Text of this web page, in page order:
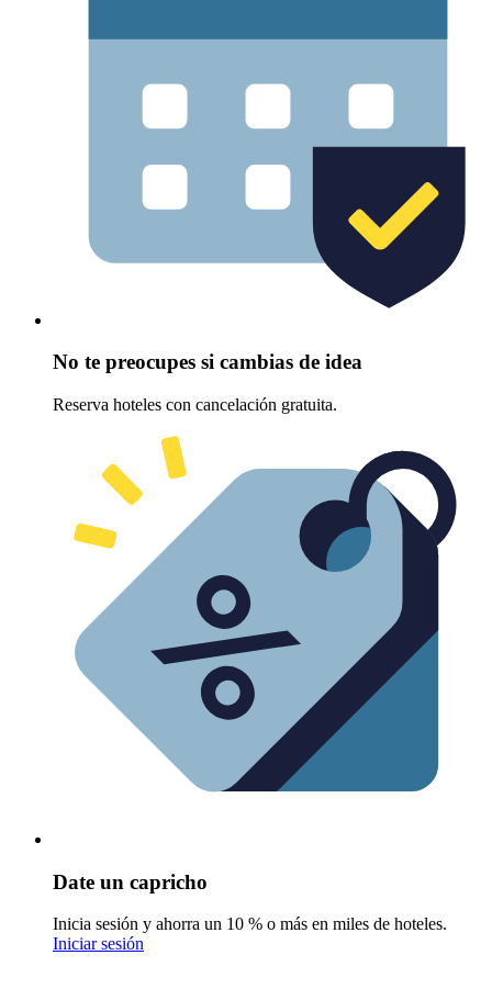
No te preocupes si cambias de idea
Reserva hoteles con cancelación gratuita.
Date un capricho
Inicia sesión y ahorra un 10 % o más en miles de hoteles.
Iniciar sesión